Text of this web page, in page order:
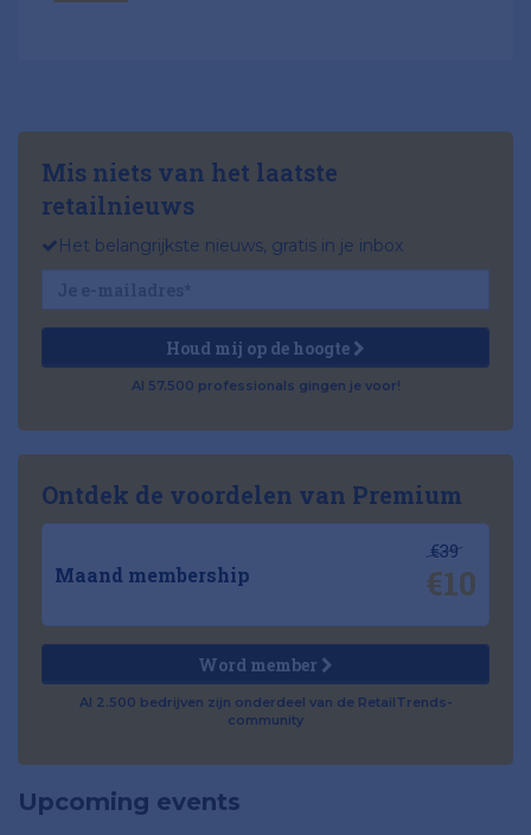
Mis niets van het laatste
retailnieuws
Het belangrijkste nieuws, gratis in je inbox
Houd mij op de hoogte
Al 57.500 professionals gingen je voor!
Ontdek de voordelen van Premium
Maand membership
€39
€10
Word member
Al 2.500 bedrijven zijn onderdeel van de RetailTrends-
community
Upcoming events